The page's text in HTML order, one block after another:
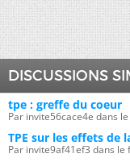
DISCUSSIONS
tpe : greffe du coeur
Par invite56cace4e dans
TPE sur les effets de
Par invite9af41ef3 dans le